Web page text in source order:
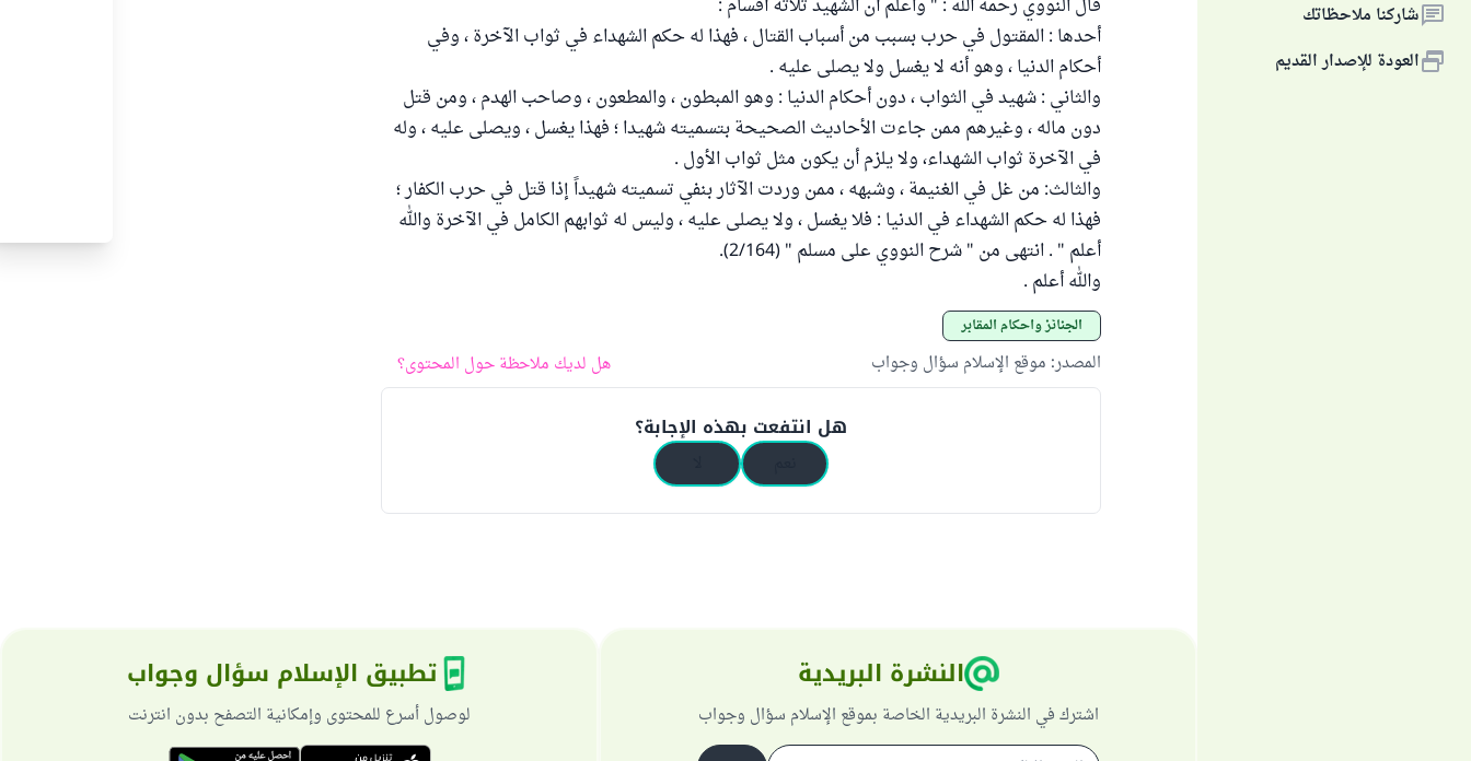
شاركنا ملاحظاتك
العودة للإصدار القديم
قال النووي رحمه الله : " واعلم أن الشهيد ثلاثة أقسام :
أحدها : المقتول في حرب بسبب من أسباب القتال ، فهذا له حكم الشهداء في ثواب الآخرة ، وفي
أحكام الدنيا ، وهو أنه لا يغسل ولا يصلى عليه .
والثاني : شهيد في الثواب ، دون أحكام الدنيا : وهو المبطون ، والمطعون ، وصاحب الهدم ، ومن قتل
دون ماله ، وغيرهم ممن جاءت الأحاديث الصحيحة بتسميته شهيدا ؛ فهذا يغسل ، ويصلى عليه ، وله
في الآخرة ثواب الشهداء، ولا يلزم أن يكون مثل ثواب الأول .
والثالث: من غل في الغنيمة ، وشبهه ، ممن وردت الآثار بنفي تسميته شهيداً إذا قتل في حرب الكفار ؛
فهذا له حكم الشهداء في الدنيا : فلا يغسل ، ولا يصلى عليه ، وليس له ثوابهم الكامل في الآخرة والله
أعلم " . انتهى من " شرح النووي على مسلم " (2/164).
والله أعلم .
الجنائز وأحكام المقابر
المصدر: موقع الإسلام سؤال وجواب هل لديك ملاحظة حول المحتوى؟
هل انتفعت بهذه الإجابة؟
النشرة البريدية
اشترك في النشرة البريدية الخاصة بموقع الإسلام سؤال وجواب
تطبيق الإسلام سؤال وجواب
لوصول أسرع للمحتوى وإمكانية التصفح بدون انترنت